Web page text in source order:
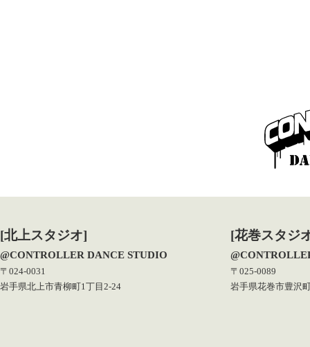
[北上スタジオ]
@CONTROLLER DANCE STUDIO
〒024-0031
岩手県北上市青柳町1丁目2-24
[花巻スタジ
〒025-0089
岩手県花巻市豊沢